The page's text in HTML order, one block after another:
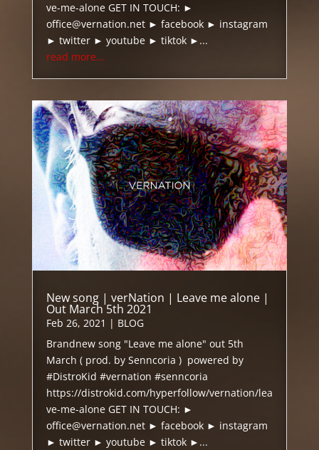
ve-me-alone GET IN TOUCH: ►
office@vernation.net ► facebook ► instagram
► twitter ► youtube ► tiktok ►...
read more...
New song | verNation | Leave me alone |
Out March 5th 2021
Feb 26, 2021 | BLOG
Brandnew song "Leave me alone" out 5th
March ( prod. by Senncoria ) powered by
#DistroKid #vernation #senncoria
https://distrokid.com/hyperfollow/vernation/lea
ve-me-alone GET IN TOUCH: ►
office@vernation.net ► facebook ► instagram
► twitter ► youtube ► tiktok ►...